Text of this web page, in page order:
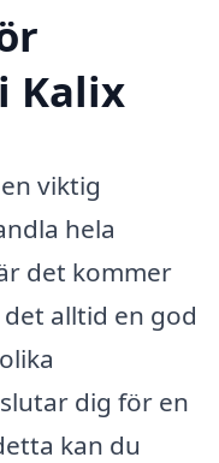
Kalix
viktig
hela
det kommer
alltid en god
dig för en
kan du